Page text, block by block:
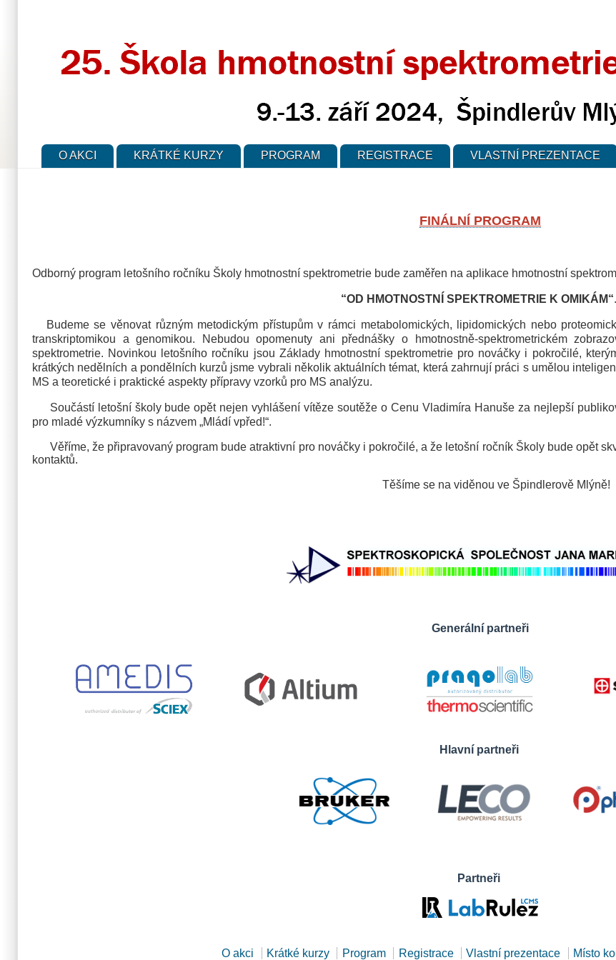
O AKCI KRÁTKÉ KURZY PROGRAM REGISTRACE VLASTNÍ PREZENTACE
FINÁLNÍ PROGRAM
Odborný program letošního ročníku Školy hmotnostní spektrometrie bude zaměřen na aplikace hmotnostní
“OD HMOTNOSTNÍ SPEKTROMETRIE K OMIKÁM“.
Budeme se věnovat různým metodickým přístupům v rámci metabolomických, lipidomických nebo
transkriptomikou a genomikou. Nebudou opomenuty ani přednášky o hmotnostně-spektrometrickém
spektrometrie. Novinkou letošního ročníku jsou Základy hmotnostní spektrometrie pro nováčky i pokročilé,
krátkých nedělních a pondělních kurzů jsme vybrali několik aktuálních témat, která zahrnují práci s umělou
MS a teoretické i praktické aspekty přípravy vzorků pro MS analýzu.
Součástí letošní školy bude opět nejen vyhlášení vítěze soutěže o Cenu Vladimíra Hanuše za nejlepší
pro mladé výzkumníky s názvem „Mládí vpřed!“.
Věříme, že připravovaný program bude atraktivní pro nováčky i pokročilé, a že letošní ročník Školy bude opět
kontaktů.
Těšíme se na viděnou ve Špindlerově Mlýně!
Generální partneři
Hlavní partneři
Partneři
O akci Krátké kurzy Program Registrace Vlastní prezentace Místo